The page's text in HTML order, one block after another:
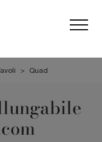
> Quad